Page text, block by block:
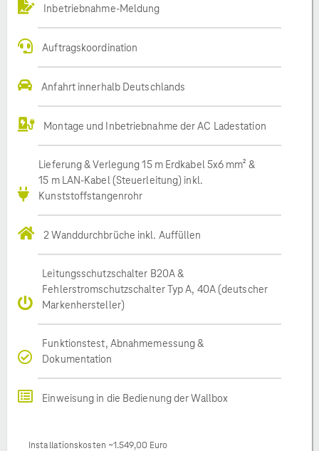
Inbetriebnahme-Meldung
Auftragskoordination
Anfahrt innerhalb Deutschlands
Montage und Inbetriebnahme der AC Ladestation
Lieferung & Verlegung 15 m Erdkabel 5x6 mm² &
15 m LAN-Kabel (Steuerleitung) inkl.
Kunststoffstangenrohr
2 Wanddurchbrüche inkl. Auffüllen
Leitungsschutzschalter B20A &
Fehlerstromschutzschalter Typ A, 40A (deutscher
Markenhersteller)
Funktionstest, Abnahmemessung &
Dokumentation
Einweisung in die Bedienung der Wallbox
Installationskosten ~1.549,00 Euro